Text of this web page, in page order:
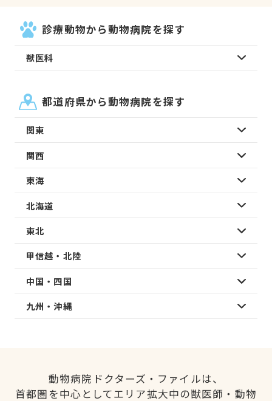
診療動物から動物病院を探す
獣医科
都道府県から動物病院を探す
関東
関西
東海
北海道
東北
甲信越・北陸
中国・四国
九州・沖縄
動物病院ドクターズ・ファイルは、
首都圏を中心としてエリア拡大中の獣医師・動物